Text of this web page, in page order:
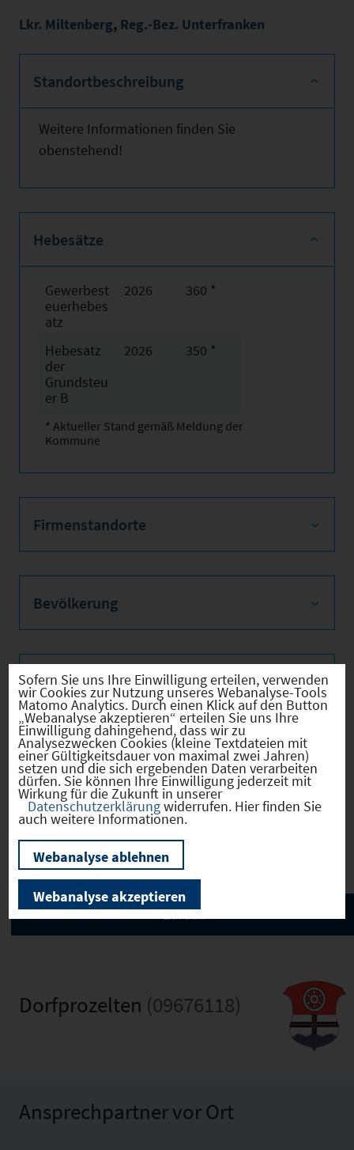
Lkr. Miltenberg, Reg.-Bez. Unterfranken
Standortbeschreibung
Weitere Informationen finden Sie
obenstehend!
Hebesätze
Gewerbest
euerhebes
atz
2026 360 *
Hebesatz
der
Grundsteu
er B
2026 350 *
* Aktueller Stand gemäß Meldung der
Kommune
Firmenstandorte
Bevölkerung
Sozialvers. Beschäftigte
Verkehrsinfrastruktur
Kommunale Infrastruktur
Dorfprozelten (09676118)
Ansprechpartner vor Ort
Sofern Sie uns Ihre Einwilligung erteilen, verwenden
wir Cookies zur Nutzung unseres Webanalyse-Tools
Matomo Analytics. Durch einen Klick auf den Button
„Webanalyse akzeptieren“ erteilen Sie uns Ihre
Einwilligung dahingehend, dass wir zu
Analysezwecken Cookies (kleine Textdateien mit
einer Gültigkeitsdauer von maximal zwei Jahren)
setzen und die sich ergebenden Daten verarbeiten
dürfen. Sie können Ihre Einwilligung jederzeit mit
Wirkung für die Zukunft in unserer
Datenschutzerklärungwiderrufen. Hier finden Sie
auch weitere Informationen.
Webanalyse ablehnen
Webanalyse akzeptieren